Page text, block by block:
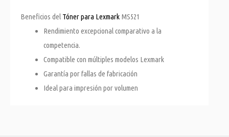
Beneficios del Tóner para Lexmark MS521
Rendimiento excepcional comparativo a la
competencia.
Compatible con múltiples modelos Lexmark
Garantía por fallas de fabricación
Ideal para impresión por volumen